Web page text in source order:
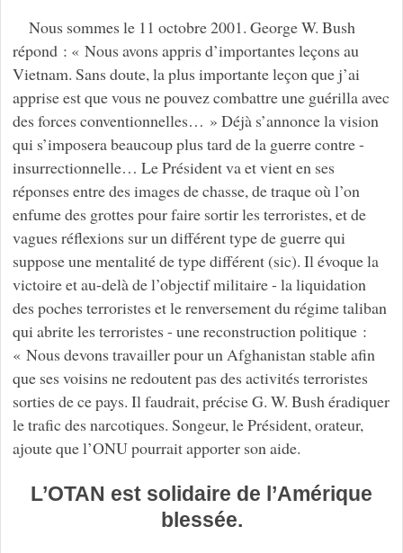
Nous sommes le 11 octobre 2001. George W. Bush
répond : « Nous avons appris d’importantes leçons au
Vietnam. Sans doute, la plus importante leçon que j’ai
apprise est que vous ne pouvez combattre une guérilla avec
des forces conventionnelles… » Déjà s’annonce la vision
qui s’imposera beaucoup plus tard de la guerre contre -
insurrectionnelle… Le Président va et vient en ses
réponses entre des images de chasse, de traque où l’on
enfume des grottes pour faire sortir les terroristes, et de
vagues réflexions sur un différent type de guerre qui
suppose une mentalité de type différent (sic). Il évoque la
victoire et au-delà de l’objectif militaire - la liquidation
des poches terroristes et le renversement du régime taliban
qui abrite les terroristes - une reconstruction politique :
« Nous devons travailler pour un Afghanistan stable afin
que ses voisins ne redoutent pas des activités terroristes
sorties de ce pays. Il faudrait, précise G. W. Bush éradiquer
le trafic des narcotiques. Songeur, le Président, orateur,
ajoute que l’ONU pourrait apporter son aide.
L’OTAN est solidaire de l’Amérique
blessée.